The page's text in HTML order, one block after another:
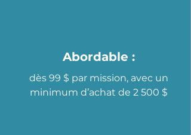
Abordable :
dès 99 $ par mission, avec un
minimum d’achat de 2 500 $